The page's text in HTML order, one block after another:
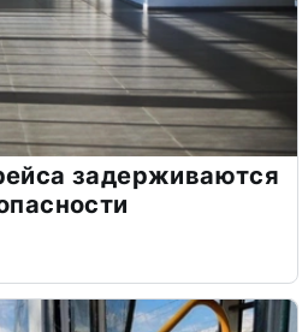
задерживаются